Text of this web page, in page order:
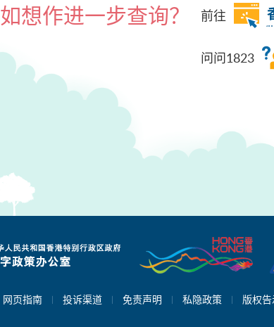
如想作进一步查询？ 前往
问问1823
网页指南 投诉渠道 免责声明 私隐政策 版权